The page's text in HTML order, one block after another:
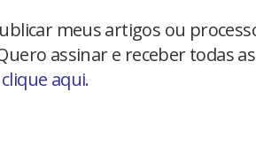
meus artigos ou
assinar e receber todas
clique aqui.